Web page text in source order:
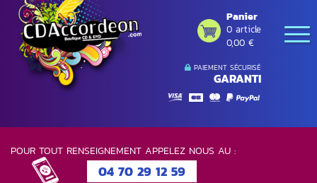
PAIEMENT SÉCURISÉ
GARANTI
Panier
0 article
0,00 €
POUR TOUT RENSEIGNEMENT APPELEZ NOUS AU :
04 70 29 12 59